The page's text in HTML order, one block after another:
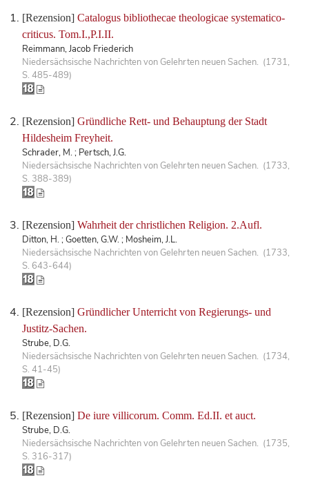
[Rezension] Catalogus bibliothecae theologicae systematico-
criticus. Tom.I.,P.I.II.
Reimmann, Jacob Friederich
Niedersächsische Nachrichten von Gelehrten neuen Sachen. (1731,
S. 485-489)
[Rezension] Gründliche Rett- und Behauptung der Stadt
Hildesheim Freyheit.
Schrader, M. ; Pertsch, J.G.
Niedersächsische Nachrichten von Gelehrten neuen Sachen. (1733,
S. 388-389)
[Rezension] Wahrheit der christlichen Religion. 2.Aufl.
Ditton, H. ; Goetten, G.W. ; Mosheim, J.L.
Niedersächsische Nachrichten von Gelehrten neuen Sachen. (1733,
S. 643-644)
[Rezension] Gründlicher Unterricht von Regierungs- und
Justitz-Sachen.
Strube, D.G.
Niedersächsische Nachrichten von Gelehrten neuen Sachen. (1734,
S. 41-45)
[Rezension] De iure villicorum. Comm. Ed.II. et auct.
Strube, D.G.
Niedersächsische Nachrichten von Gelehrten neuen Sachen. (1735,
S. 316-317)